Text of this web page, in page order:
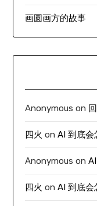
画圆画方的故事
Anonymous on
四火 onAI 到底会
Anonymous on
四火 onAI 到底会